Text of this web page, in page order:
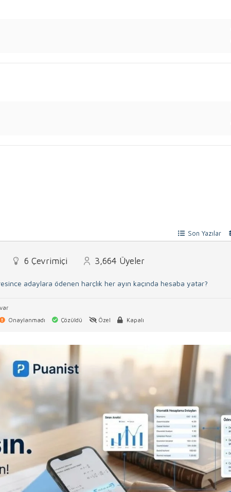
Son Yazılar
6 Çevrimiçi 3,664 Üyeler
adaylara ödenen harçlık her ayın kaçında hesaba yatar?
Onaylanmadı Çözüldü Özel Kapalı